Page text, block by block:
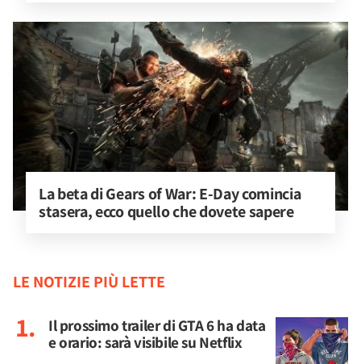
La beta di Gears of War: E-Day comincia
stasera, ecco quello che dovete sapere
LE NOTIZIE PIÙ LETTE
Il prossimo trailer di GTA 6 ha data
e orario: sarà visibile su Netflix